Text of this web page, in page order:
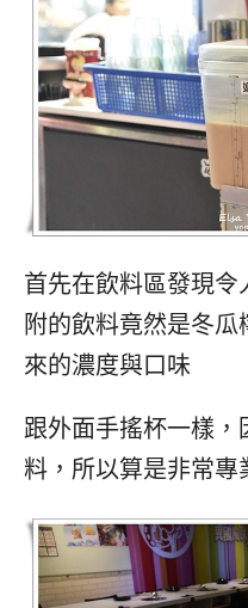
首先在飲料區發現令
附的飲料竟然是冬
來的濃度與口味
跟外面手搖杯一樣，
料，所以算是非常專